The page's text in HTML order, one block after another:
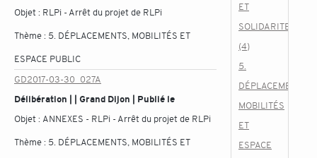
Objet : RLPi - Arrêt du projet de RLPi
Thème : 5. DÉPLACEMENTS, MOBILITÉS ET
ESPACE PUBLIC
GD2017-03-30_027A
Délibération | | Grand Dijon | Publié le
Objet : ANNEXES - RLPi - Arrêt du projet de RLPi
Thème : 5. DÉPLACEMENTS, MOBILITÉS ET
ET
SOLIDARITES
(4)
5.
DÉPLACEMENTS,
MOBILITÉS
ET
ESPACE